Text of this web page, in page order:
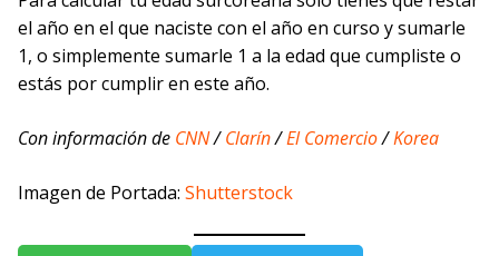
el año en el que naciste con el año en curso y sumarle
1, o simplemente sumarle 1 a la edad que cumpliste o
estás por cumplir en este año.
Con información de CNN/Clarín/El Comercio/Korea
Imagen de Portada: Shutterstock